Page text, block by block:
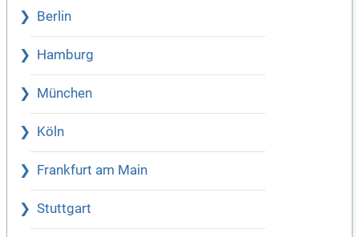
Berlin
Hamburg
München
Köln
Frankfurt am Main
Stuttgart